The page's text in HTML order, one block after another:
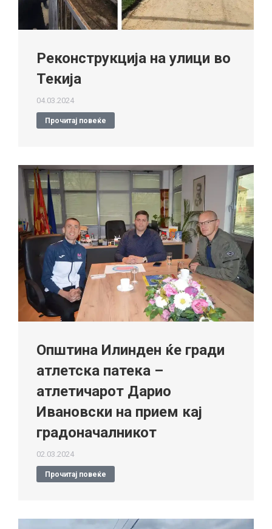
Реконструкција на улици во
Текија
04.03.2024
Прочитај повеќе
Општина Илинден ќе гради
атлетска патека –
атлетичарот Дарио
Ивановски на прием кај
градоначалникот
02.03.2024
Прочитај повеќе